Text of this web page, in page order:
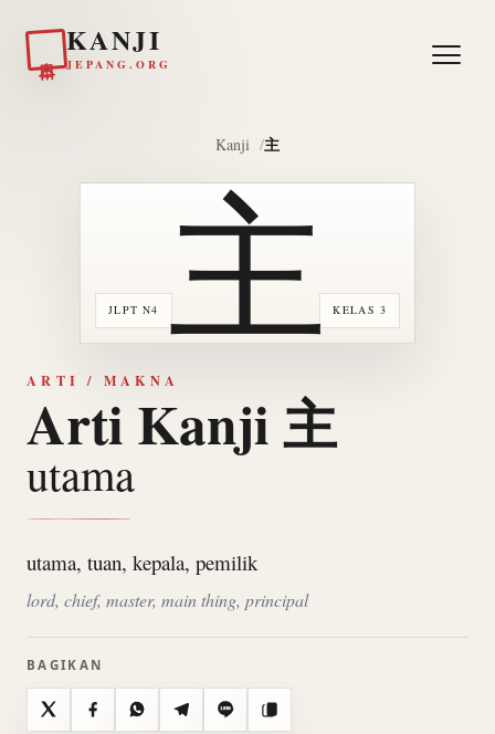
KANJI
JEPANG.ORG
Kanji 主
JLPT N4 KELAS 3
主
ARTI / MAKNA
Arti Kanji 主
utama
utama, tuan, kepala, pemilik
lord, chief, master, main thing, principal
BAGIKAN
X FacebookWhatsAppTelegramLine Salin